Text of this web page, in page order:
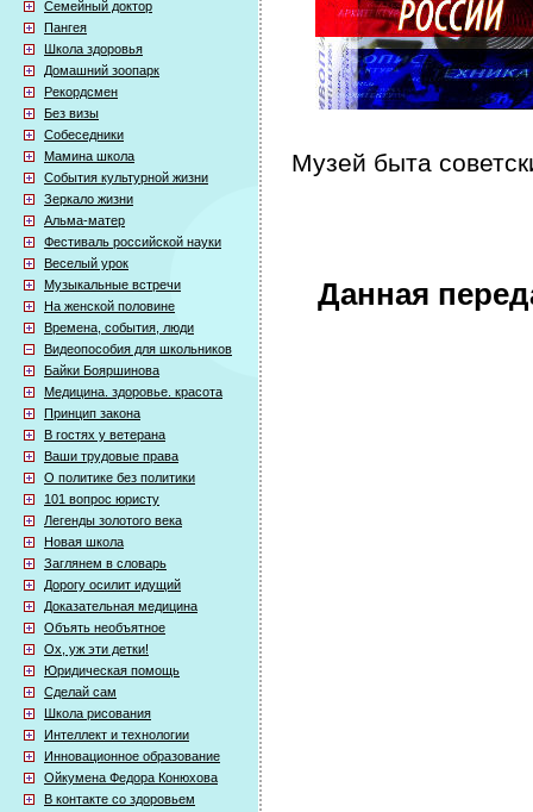
Семейный доктор
Пангея
Школа здоровья
Домашний зоопарк
Рекордсмен
Без визы
Собеседники
Мамина школа
События культурной жизни
Зеркало жизни
Альма-матер
Фестиваль российской науки
Веселый урок
Музыкальные встречи
На женской половине
Времена, события, люди
Видеопособия для школьников
Байки Бояршинова
Медицина. здоровье. красота
Принцип закона
В гостях у ветерана
Ваши трудовые права
О политике без политики
101 вопрос юристу
Легенды золотого века
Новая школа
Заглянем в словарь
Дорогу осилит идущий
Доказательная медицина
Объять необъятное
Ох, уж эти детки!
Юридическая помощь
Сделай сам
Школа рисования
Интеллект и технологии
Инновационное образование
Ойкумена Федора Конюхова
В контакте со здоровьем
Музей быта
Данная